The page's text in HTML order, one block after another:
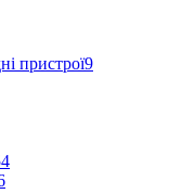
пристрої9